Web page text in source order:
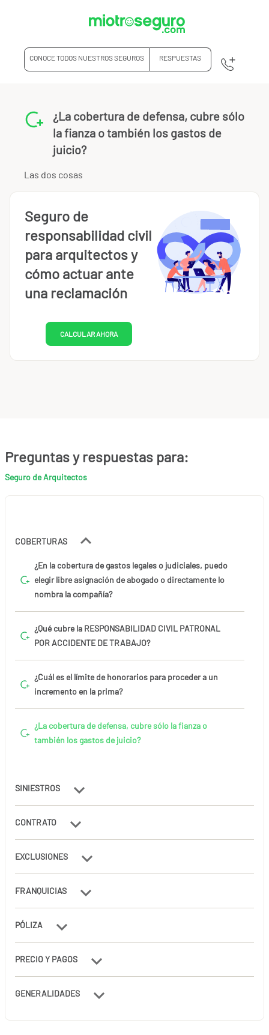
CONOCE TODOS NUESTROS SEGUROS RESPUESTAS
Preguntas y respuestas para:
Seguro de Arquitectos
COBERTURAS
¿En la cobertura de gastos legales o judiciales, puedo
elegir libre asignación de abogado o directamente lo
nombra la compañía?
¿Qué cubre la RESPONSABILIDAD CIVIL PATRONAL
POR ACCIDENTE DE TRABAJO?
¿Cuál es el límite de honorarios para proceder a un
incremento en la prima?
¿La cobertura de defensa, cubre sólo la fianza o
también los gastos de juicio?
SINIESTROS
CONTRATO
EXCLUSIONES
FRANQUICIAS
PÓLIZA
PRECIO Y PAGOS
GENERALIDADES
¿La cobertura de defensa, cubre sólo
la fianza o también los gastos de
juicio?
Las dos cosas
Seguro de
responsabilidad civil
para arquitectos y
cómo actuar ante
una reclamación
CALCULAR AHORA